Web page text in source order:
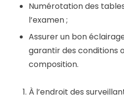
Numérotation des
l’examen ;
Assurer un bon
garantir des conditions
composition.
À l’endroit des